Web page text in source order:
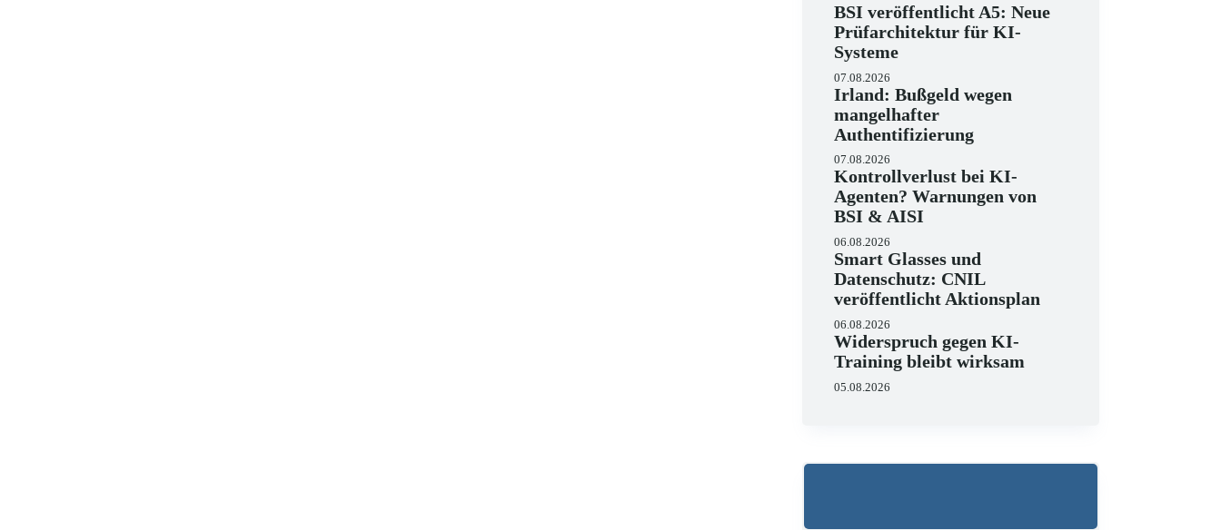
BSI veröffentlicht A5: Neue
Prüfarchitektur für KI-
Systeme
07.08.2026
Irland: Bußgeld wegen
mangelhafter
Authentifizierung
07.08.2026
Kontrollverlust bei KI-
Agenten? Warnungen von
BSI & AISI
06.08.2026
Smart Glasses und
Datenschutz: CNIL
veröffentlicht Aktionsplan
06.08.2026
Widerspruch gegen KI-
Training bleibt wirksam
05.08.2026